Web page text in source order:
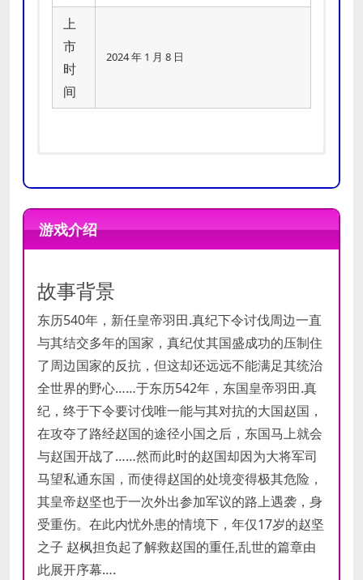
上
市
时
间
2024 年 1 月 8 日
配置
GT 8800 / AMD Radeon HD 4650
DirectX 版本:9.0
存储空间:需要 4 GB 可用空间
游戏介绍
故事背景
东历540年，新任皇帝羽田.真纪下令讨伐周边一直
与其结交多年的国家，真纪仗其国盛成功的压制住
了周边国家的反抗，但这却还远远不能满足其统治
全世界的野心……于东历542年，东国皇帝羽田.真
纪，终于下令要讨伐唯一能与其对抗的大国赵国，
在攻夺了路经赵国的途径小国之后，东国马上就会
与赵国开战了……然而此时的赵国却因为大将军司
马望私通东国，而使得赵国的处境变得极其危险，
其皇帝赵坚也于一次外出参加军议的路上遇袭，身
受重伤。在此内忧外患的情境下，年仅17岁的赵坚
之子 赵枫担负起了解救赵国的重任,乱世的篇章由
此展开序幕….